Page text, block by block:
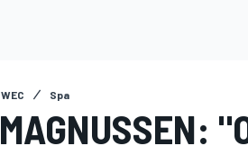
WEC Spa
MAGNUSSEN: